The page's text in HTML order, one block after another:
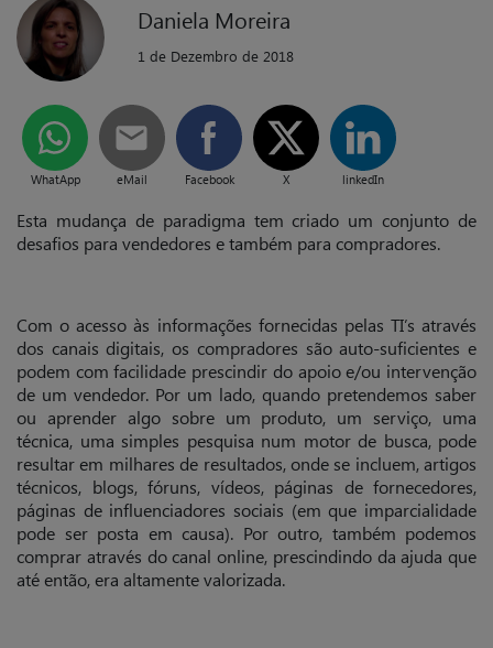
Daniela Moreira
1 de Dezembro de 2018
WhatApp eMail Facebook X linkedIn
Esta mudança de paradigma tem criado um conjunto de
desafios para vendedores e também para compradores.
Com o acesso às informações fornecidas pelas TI’s através
dos canais digitais, os compradores são auto-suficientes e
podem com facilidade prescindir do apoio e/ou intervenção
de um vendedor. Por um lado, quando pretendemos saber
ou aprender algo sobre um produto, um serviço, uma
técnica, uma simples pesquisa num motor de busca, pode
resultar em milhares de resultados, onde se incluem, artigos
técnicos, blogs, fóruns, vídeos, páginas de fornecedores,
páginas de influenciadores sociais (em que imparcialidade
pode ser posta em causa). Por outro, também podemos
comprar através do canal online, prescindindo da ajuda que
até então, era altamente valorizada.